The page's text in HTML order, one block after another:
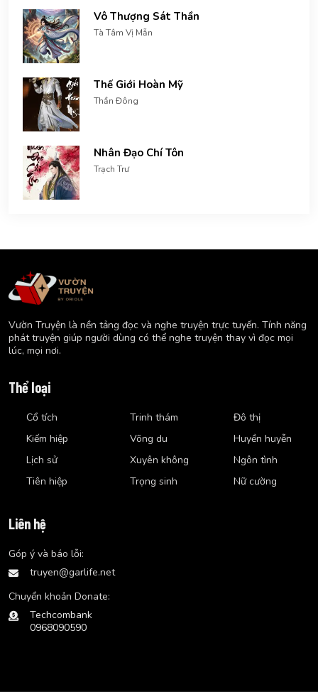
Vô Thượng Sát Thần
Tà Tâm Vị Mẫn
Thế Giới Hoàn Mỹ
Thần Đông
Nhân Đạo Chí Tôn
Trạch Trư
Vườn Truyện là nền tảng đọc và nghe truyện trực tuyến. Tính năng
phát truyện giúp người dùng có thể nghe truyện thay vì đọc mọi
lúc, mọi nơi.
Thể loại
Cổ tích
Kiếm hiệp
Lịch sử
Tiên hiệp
Trinh thám
Võng du
Xuyên không
Trọng sinh
Đô thị
Huyền huyễn
Ngôn tình
Nữ cường
Liên hệ
Góp ý và báo lỗi:
truyen@garlife.net
Chuyển khoản Donate:
Techcombank
0968090590